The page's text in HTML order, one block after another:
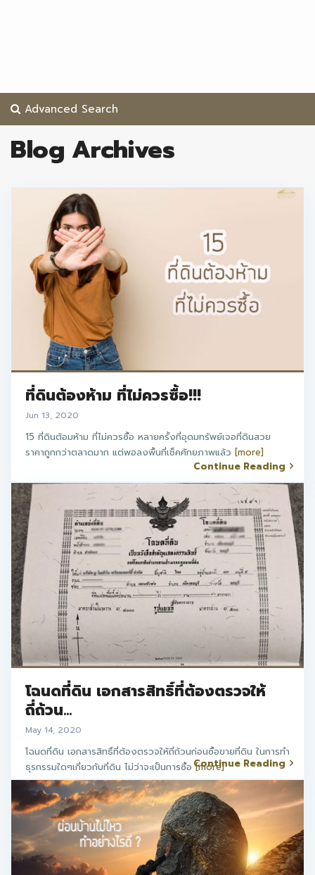
Advanced Search
Blog Archives
ที่ดินต้องห้าม ที่ไม่ควรซื้อ!!!
Jun 13, 2020
15 ที่ดินต้อมห้าม ที่ไม่ควรซื้อ หลายครั้งที่อุดมทรัพย์เจอที่ดินสวย
ราคาถูกกว่าตลาดมาก แต่พอลงพื้นที่เช็คศักยภาพแล้ว [more]
Continue Reading
โฉนดที่ดิน เอกสารสิทธิ์ที่ต้องตรวจให้
ถี่ถ้วน...
May 14, 2020
โฉนดที่ดิน เอกสารสิทธิ์ที่ต้องตรวจให้ถี่ถ้วนก่อนซื้อขายที่ดิน ในการทำ
ธุรกรรมใดๆเกี่ยวกับที่ดิน ไม่ว่าจะเป็นการซื้อ[more]
Continue Reading